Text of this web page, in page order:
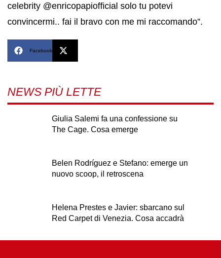
celebrity @enricopapiofficial solo tu potevi
convincermi.. fai il bravo con me mi raccomando”.
Facebook
NEWS PIÙ LETTE
Giulia Salemi fa una confessione su
The Cage. Cosa emerge
Belen Rodríguez e Stefano: emerge un
nuovo scoop, il retroscena
Helena Prestes e Javier: sbarcano sul
Red Carpet di Venezia. Cosa accadrà